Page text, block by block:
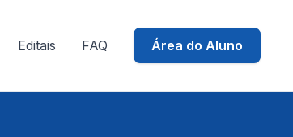
Editais FAQ Área do Aluno